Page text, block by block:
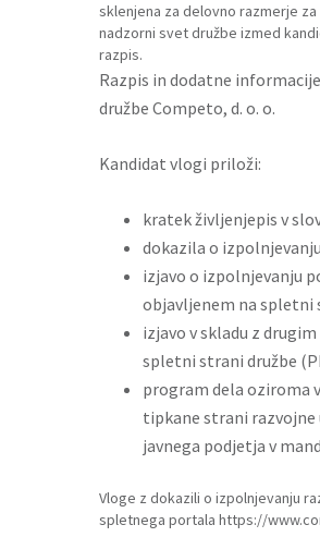
sklenjena za delovno razmerje
nadzorni svet družbe izmed
razpis.
Razpis in dodatne
družbe Competo, d. o. o.
Kandidat vlogi priloži:
kratek življenjepis v
dokazila o
izjavo o izpolnjevanju
objavljenem na spletni
izjavo v skladu z
spletni strani družbe (
program dela oziroma
tipkane strani razvojne
javnega podjetja v
Vloge z dokazili o izpolnjevanju
spletnega portala https://